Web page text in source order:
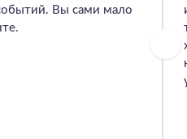
Вы сами мало